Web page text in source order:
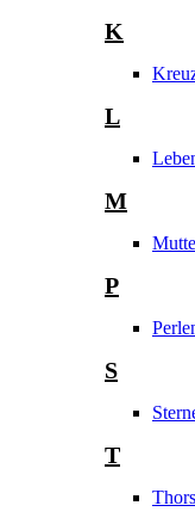
K
L
M
P
S
T